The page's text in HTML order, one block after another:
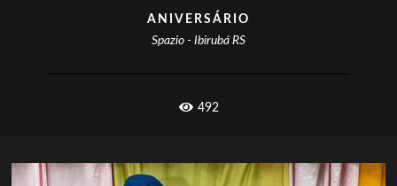
ANIVERSÁRIO
Spazio - Ibirubá RS
492